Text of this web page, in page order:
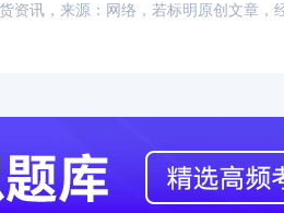
资讯，来源：网络，若标明原创文章